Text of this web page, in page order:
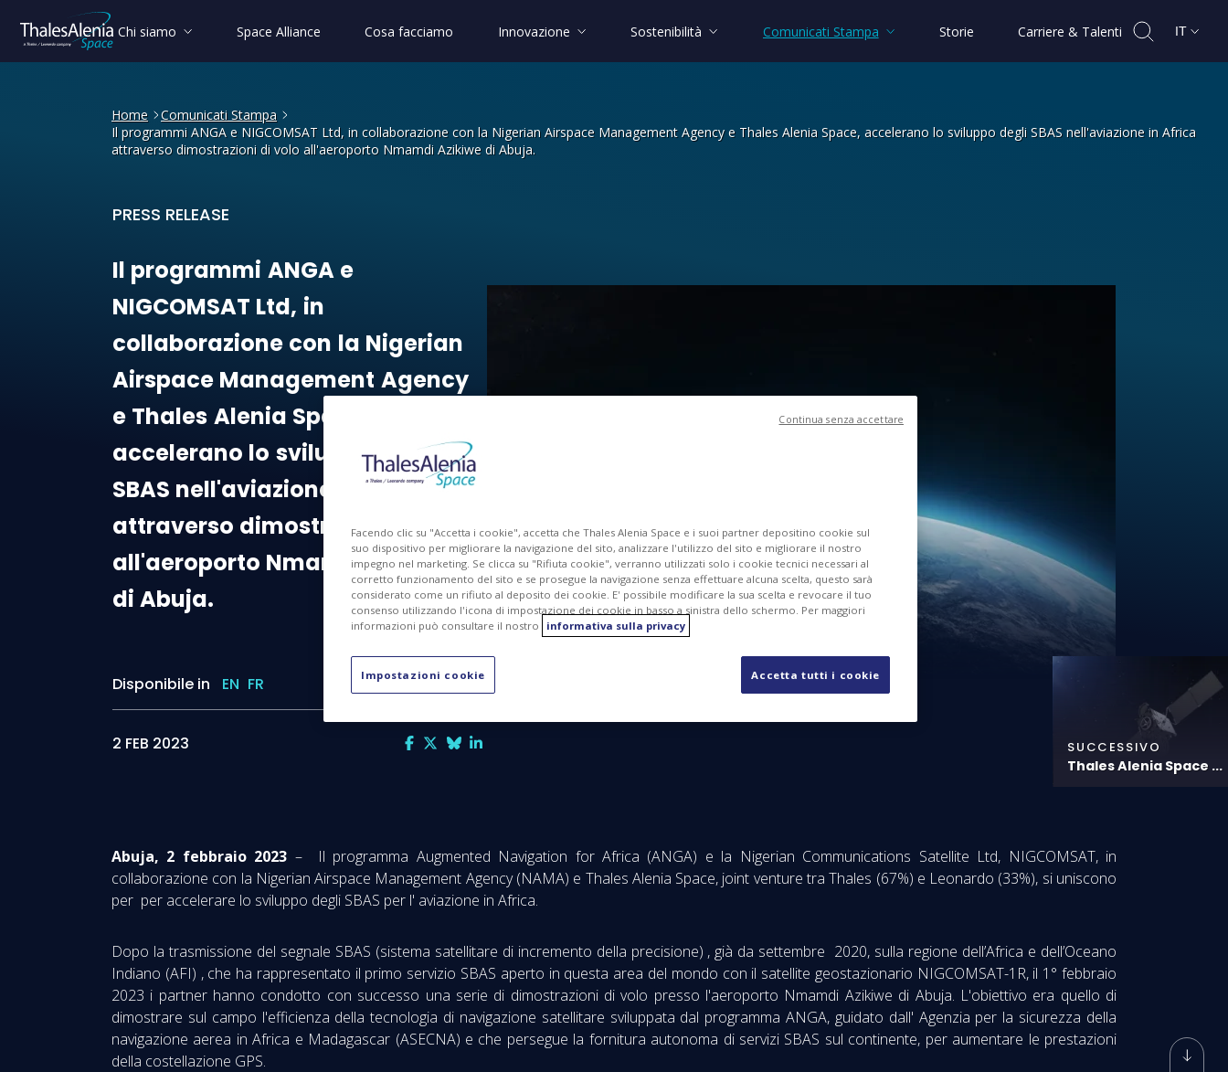
Chi siamo Space Alliance Cosa facciamo Innovazione Sostenibilità Comunicati Stampa Storie Carriere & Talenti IT
Home
Comunicati Stampa
Il programmi ANGA e NIGCOMSAT Ltd, in collaborazione con la Nigerian Airspace Management Agency e Thales Alenia Space, accelerano lo sviluppo degli SBAS nell'aviazione in Africa
attraverso dimostrazioni di volo all'aeroporto Nmamdi Azikiwe di Abuja.
PRESS RELEASE
Il programmi ANGA e NIGCOMSAT Ltd, in collaborazione con la Nigerian Airspace Management
Il programmi ANGA e
NIGCOMSAT Ltd, in
collaborazione con la Nigerian
Airspace Management Agency
e Thales Alenia Space,
accelerano lo sviluppodegli
SBAS nell'aviazione
Africa
attraverso dimostrazionidi volo
all'aeroporto NmamdiAzikiwe
di Abuja.
Disponibile in EN FR PDF
2 FEB 2023 SUCCESSIVO
Thales Alenia Space ...
Abuja, 2 febbraio 2023 – Il programma Augmented Navigation for Africa (ANGA) e la Nigerian Communications Satellite Ltd, NIGCOMSAT, in
collaborazione con la Nigerian Airspace Management Agency (NAMA) e Thales Alenia Space, joint venture tra Thales (67%) e Leonardo (33%), si uniscono
per per accelerare lo sviluppo degli SBAS per l' aviazione in Africa.
Dopo la trasmissione del segnale SBAS (sistema satellitare di incremento della precisione) , già da settembre 2020, sulla regione dell’Africa e dell’Oceano
Indiano (AFI) , che ha rappresentato il primo servizio SBAS aperto in questa area del mondo con il satellite geostazionario NIGCOMSAT-1R, il 1° febbraio
2023 i partner hanno condotto con successo una serie di dimostrazioni di volo presso l'aeroporto Nmamdi Azikiwe di Abuja. L'obiettivo era quello di
dimostrare sul campo l'efficienza della tecnologia di navigazione satellitare sviluppata dal programma ANGA, guidato dall' Agenzia per la sicurezza della
navigazione aerea in Africa e Madagascar (ASECNA) e che persegue la fornitura autonoma di servizi SBAS sul continente, per aumentare le prestazioni
della costellazione GPS.
Facendo clic su "Accetta i cookie", accetta che Thales Alenia Space e i suoi partner depositino cookie sul
suo dispositivo per migliorare la navigazione del sito, analizzare l'utilizzo del sito e migliorare il nostro
impegno nel marketing. Se clicca su "Rifiuta cookie", verranno utilizzati solo i cookie tecnici necessari al
corretto funzionamento del sito e se prosegue la navigazione senza effettuare alcuna scelta, questo sarà
considerato come un rifiuto al deposito dei cookie. E' possibile modificare la sua scelta e revocare il tuo
consenso utilizzando l'icona di impostazione dei cookie in basso a sinistra dello schermo. Per maggiori
informazioni può consultare il nostro
informativa sulla privacy
Impostazioni cookie Accetta tutti i cookie
Continua senza accettare